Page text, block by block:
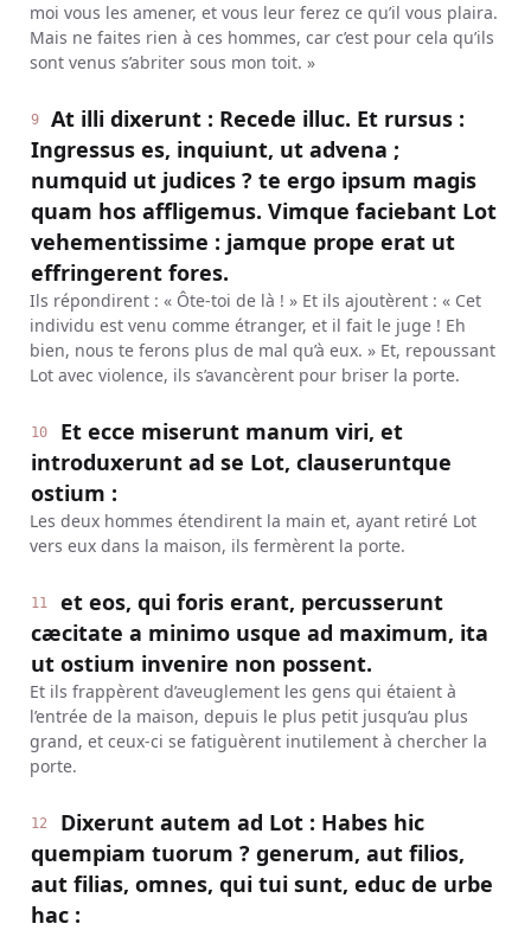
moi vous les amener, et vous leur ferez ce qu’il vous plaira.
Mais ne faites rien à ces hommes, car c’est pour cela qu’ils
sont venus s’abriter sous mon toit. »
9
At illi dixerunt : Recede illuc. Et rursus :
Ingressus es, inquiunt, ut advena ;
numquid ut judices ? te ergo ipsum magis
quam hos affligemus. Vimque faciebant Lot
vehementissime : jamque prope erat ut
effringerent fores.
Ils répondirent : « Ôte-toi de là ! » Et ils ajoutèrent : « Cet
individu est venu comme étranger, et il fait le juge ! Eh
bien, nous te ferons plus de mal qu’à eux. » Et, repoussant
Lot avec violence, ils s’avancèrent pour briser la porte.
10
Et ecce miserunt manum viri, et
introduxerunt ad se Lot, clauseruntque
ostium :
Les deux hommes étendirent la main et, ayant retiré Lot
vers eux dans la maison, ils fermèrent la porte.
11
et eos, qui foris erant, percusserunt
cæcitate a minimo usque ad maximum, ita
ut ostium invenire non possent.
Et ils frappèrent d’aveuglement les gens qui étaient à
l’entrée de la maison, depuis le plus petit jusqu’au plus
grand, et ceux-ci se fatiguèrent inutilement à chercher la
porte.
12
Dixerunt autem ad Lot : Habes hic
quempiam tuorum ? generum, aut filios,
aut filias, omnes, qui tui sunt, educ de urbe
hac :